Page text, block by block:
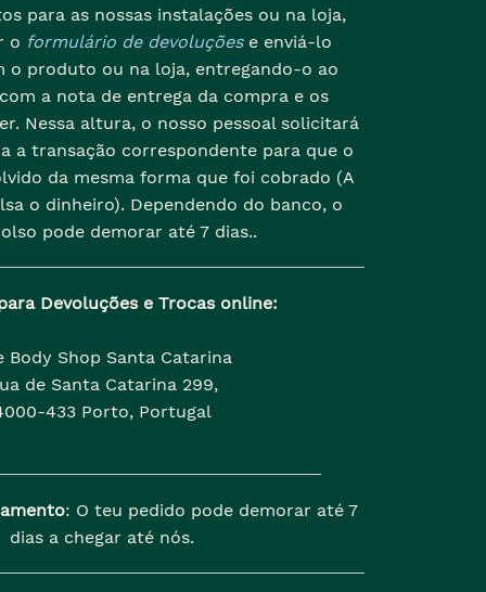
para as nossas instalações ou na loja,
o formulário de devoluçõese enviá-lo
o produto ou na loja, entregando-o ao
a nota de entrega da compra e os
Nessa altura, o nosso pessoal solicitará
a transação correspondente para que o
da mesma forma que foi cobrado (A
o dinheiro). Dependendo do banco, o
pode demorar até 7 dias..
Devoluções e Trocas online:
Body Shop Santa Catarina
de Santa Catarina 299,
433 Porto, Portugal
: O teu pedido pode demorar até 7
dias a chegar até nós.